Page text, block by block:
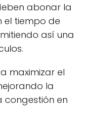
abonar la
el tiempo de
así una
maximizar el
la
congestión en